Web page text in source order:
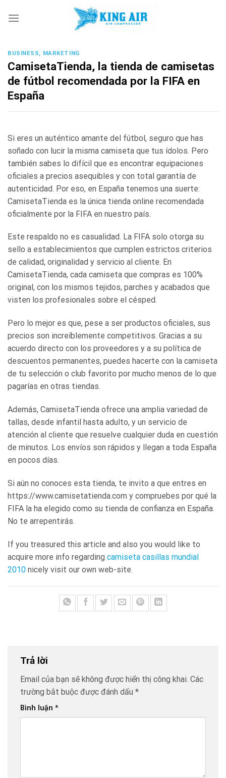
BUSINESS, MARKETING
CamisetaTienda, la tienda de camisetas
de fútbol recomendada por la FIFA en
España
Si eres un auténtico amante del fútbol, seguro que has
soñado con lucir la misma camiseta que tus ídolos. Pero
también sabes lo difícil que es encontrar equipaciones
oficiales a precios asequibles y con total garantía de
autenticidad. Por eso, en España tenemos una suerte:
CamisetaTienda es la única tienda online recomendada
oficialmente por la FIFA en nuestro país.
Este respaldo no es casualidad. La FIFA solo otorga su
sello a establecimientos que cumplen estrictos criterios
de calidad, originalidad y servicio al cliente. En
CamisetaTienda, cada camiseta que compras es 100%
original, con los mismos tejidos, parches y acabados que
visten los profesionales sobre el césped.
Pero lo mejor es que, pese a ser productos oficiales, sus
precios son increíblemente competitivos. Gracias a su
acuerdo directo con los proveedores y a su política de
descuentos permanentes, puedes hacerte con la camiseta
de tu selección o club favorito por mucho menos de lo que
pagarías en otras tiendas.
Además, CamisetaTienda ofrece una amplia variedad de
tallas, desde infantil hasta adulto, y un servicio de
atención al cliente que resuelve cualquier duda en cuestión
de minutos. Los envíos son rápidos y llegan a toda España
en pocos días.
Si aún no conoces esta tienda, te invito a que entres en
https://www.camisetatienda.com y compruebes por qué la
FIFA la ha elegido como su tienda de confianza en España.
No te arrepentirás.
If you treasured this article and also you would like to
acquire more info regarding camiseta casillas mundial
2010 nicely visit our own web-site.
Trả lời
Email của bạn sẽ không được hiển thị công khai. Các
trường bắt buộc được đánh dấu *
Bình luận *